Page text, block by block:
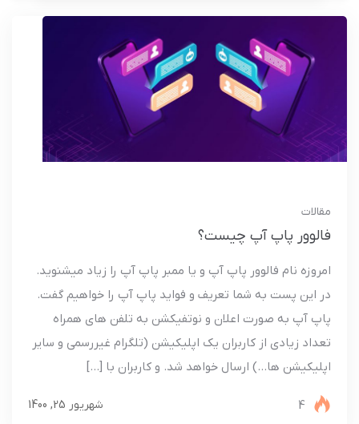
مقالات
فالوور پاپ آپ چیست؟
امروزه نام فالوور پاپ آپ و یا ممبر پاپ آپ را زیاد میشنوید.
در این پست به شما تعریف و فواید پاپ آپ را خواهیم گفت.
پاپ آپ به صورت اعلان و نوتفیکشن به تلفن های همراه
تعداد زیادی از کاربران یک اپلیکیشن (تلگرام غیررسمی و سایر
اپلیکیشن ها…) ارسال خواهد شد. و کاربران با […]
شهریور 25, 1400 4